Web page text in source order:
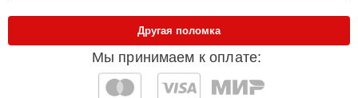
Мы принимаем к оплате:
Другая поломка